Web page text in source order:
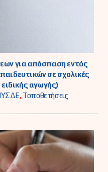
για απόσπαση εντός
σε σχολικές
αγωγής)
, Τοποθετήσεις